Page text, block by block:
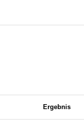
Ergebnis